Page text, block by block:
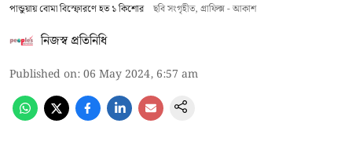
পান্ডুয়ায় বোমা বিস্ফোরণে হত ১ কিশোর ছবি সংগৃহীত, গ্রাফিক্স - আকাশ
নিজস্ব প্রতিনিধি
Published on:06 May 2024, 6:57 am